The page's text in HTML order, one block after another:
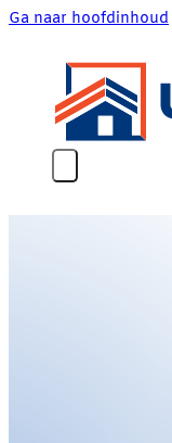
Ga naar hoofdinhoud